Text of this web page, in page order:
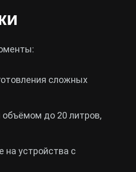
сложных
объёмом до 20 литров,
на устройства с